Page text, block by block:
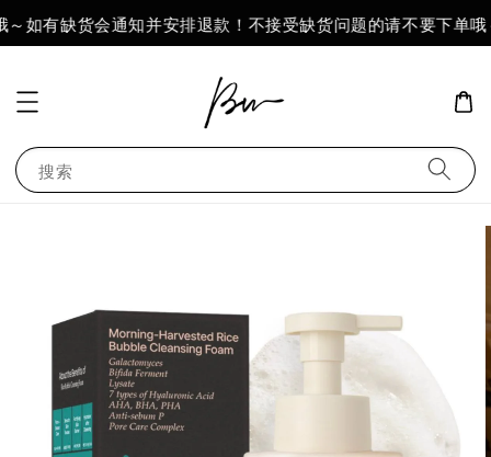
有缺货会通知并安排退款！不接受缺货问题的请不要下单哦～
搜索